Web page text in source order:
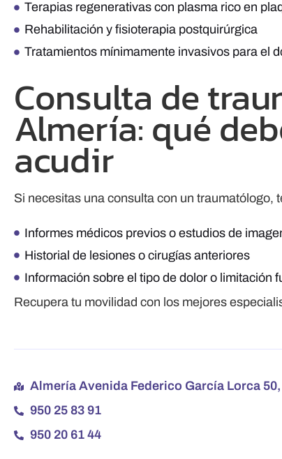
Terapias regenerativas con plasma rico en
Rehabilitación y fisioterapia postquirúrgica
Tratamientos mínimamente invasivos para el
Consulta de
Almería: qué
acudir
Si necesitas una consulta con un traumatólogo,
Informes médicos previos o estudios de
Historial de lesiones o cirugías anteriores
Información sobre el tipo de dolor o limitación
Recupera tu movilidad con los mejores
Almería Avenida Federico García Lorca 50,
950 25 83 91
950 20 61 44